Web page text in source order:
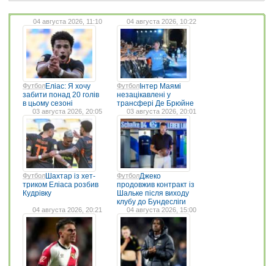
04 августа 2026, 11:10
ФутболЕліас: Я хочу
забити понад 20 голів
в цьому сезоні
04 августа 2026, 10:22
Футбол Інтер Маямі
незацікавлені у
трансфері Де Брюйне
03 августа 2026, 20:05
ФутболШахтар із хет-
триком Еліаса розбив
Кудрівку
03 августа 2026, 20:01
ФутболДжеко
продовжив контракт із
Шальке після виходу
клубу до Бундесліги
04 августа 2026, 20:21 04 августа 2026, 15:00